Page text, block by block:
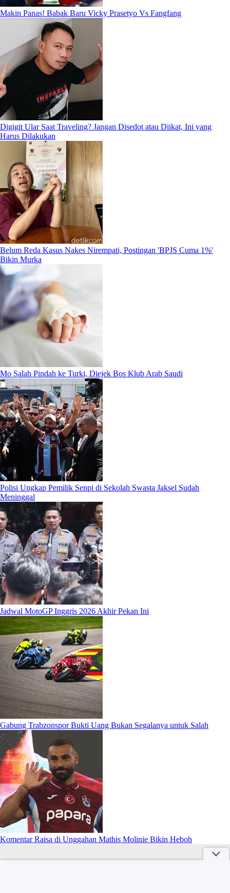
Makin Panas! Babak Baru Vicky Prasetyo Vs Fangfang
Digigit Ular Saat Traveling? Jangan Disedot atau Diikat, Ini yang
Harus Dilakukan
Belum Reda Kasus Nakes Nirempati, Postingan 'BPJS Cuma 1%'
Bikin Murka
Mo Salah Pindah ke Turki, Diejek Bos Klub Arab Saudi
Polisi Ungkap Pemilik Senpi di Sekolah Swasta Jaksel Sudah
Meninggal
Jadwal MotoGP Inggris 2026 Akhir Pekan Ini
Gabung Trabzonspor Bukti Uang Bukan Segalanya untuk Salah
Komentar Raisa di Unggahan Mathis Molinie Bikin Heboh